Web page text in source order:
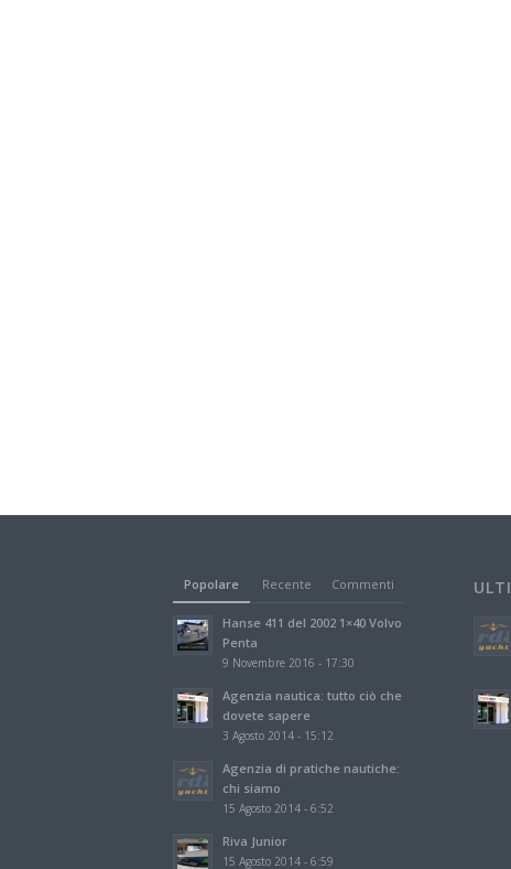
Popolare Recente Commenti
Hanse 411 del 2002 1×40 Volvo
Penta
9 Novembre 2016 - 17:30
Agenzia nautica: tutto ciò che
dovete sapere
3 Agosto 2014 - 15:12
Agenzia di pratiche nautiche:
chi siamo
15 Agosto 2014 - 6:52
Riva Junior
15 Agosto 2014 - 6:59